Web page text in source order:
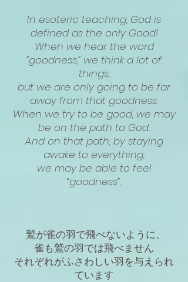
In esoteric teaching, God is
defined as the only Good!
When we hear the word
“goodness,” we think a lot of
things,
but we are only going to be far
away from that goodness.
When we try to be good, we may
be on the path to God.
And on that path, by staying
awake to everything,
we may be able to feel
“goodness”.
鷲が雀の羽で飛べないように、
雀も鷲の羽では飛べません
それぞれがふさわしい羽を与えられ
ています